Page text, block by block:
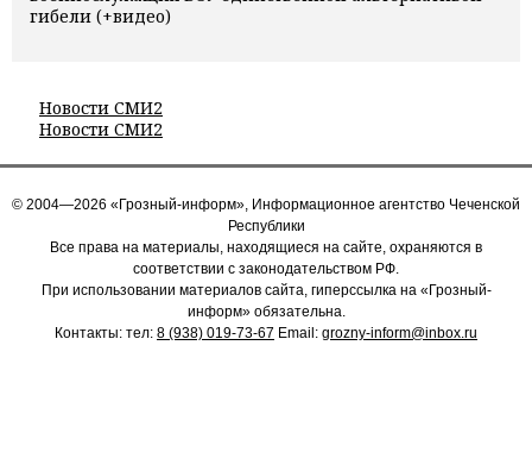
гибели (+видео)
Новости СМИ2
Новости СМИ2
© 2004—2026 «Грозный-информ», Информационное агентство Чеченской
Республики
Все права на материалы, находящиеся на сайте, охраняются в
соответствии с законодательством РФ.
При использовании материалов сайта, гиперссылка на «Грозный-
информ» обязательна.
Контакты: тел: 8 (938) 019-73-67 Email: grozny-inform@inbox.ru